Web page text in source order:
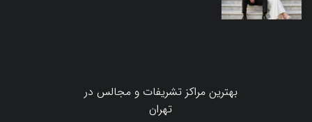
بهترین مراکز تشریفات و مجالس در
تهران